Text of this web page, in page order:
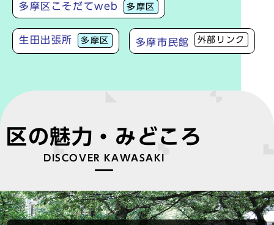
多摩区こそだてweb 多摩区
生田出張所 多摩区 多摩市民館 外部リンク
区の魅力・みどころ
DISCOVER KAWASAKI